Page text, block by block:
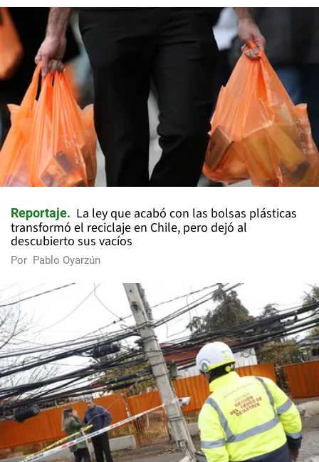
Reportaje
La ley que acabó con las bolsas plásticas
transformó el reciclaje en Chile, pero dejó al
descubierto sus vacíos
Por Pablo Oyarzún